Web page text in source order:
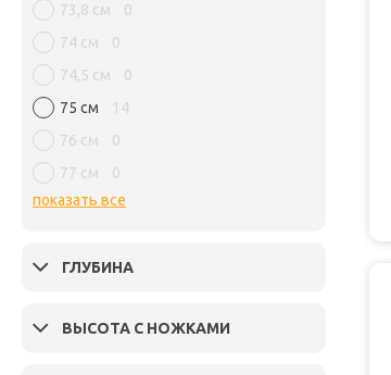
73,8 см
0
74 см
0
74,5 см
0
75 см
14
76 см
0
77 см
0
показать все
ГЛУБИНА
ВЫСОТА С НОЖКАМИ